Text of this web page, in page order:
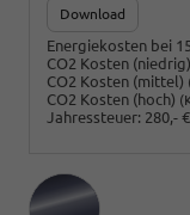
Download
Energiekosten bei
CO2 Kosten (niedrig)
CO2 Kosten (mittel)
CO2 Kosten (hoch)
Jahressteuer: 280,- €